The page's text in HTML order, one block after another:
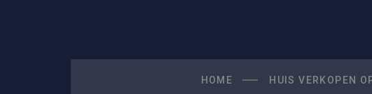
HOME HUIS VERKOPEN